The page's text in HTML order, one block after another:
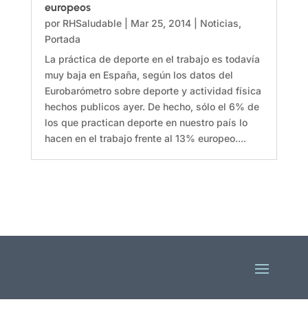
europeos
por RHSaludable| Mar 25, 2014| Noticias,
Portada
La práctica de deporte en el trabajo es todavía
muy baja en España, según los datos del
Eurobarómetro sobre deporte y actividad física
hechos publicos ayer. De hecho, sólo el 6% de
los que practican deporte en nuestro país lo
hacen en el trabajo frente al 13% europeo....